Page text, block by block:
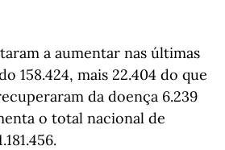
a aumentar nas últimas
158.424, mais 22.404 do que
da doença 6.239
o total nacional de